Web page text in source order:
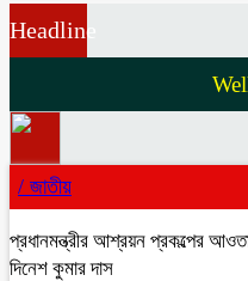
Headline
/ জাতীয়
প্রধানমন্ত্রীর আশ্রয়ন প্রকল্পের
দিনেশ কুমার দাস